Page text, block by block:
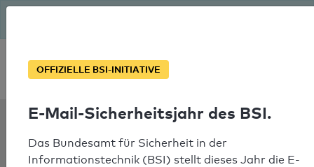
Soforthilfe bei Notfällen
zeq.de
OFFIZIELLE BSI-INITIATIVE
E-Mail-Sicherheitsjahr des BSI.
Das Bundesamt für Sicherheit in der
Informationstechnik (BSI) stellt dieses Jahr die E-